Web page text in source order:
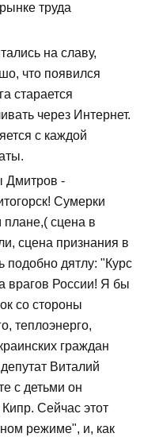
труда
на славу,
что появился
старается
через Интернет.
с каждой
Дмитров -
Сумерки
плане,( сцена в
сцена признания в
подобно дятлу: "Курс
врагов России! Я бы
со стороны
теплоэнерго,
граждан
Виталий
с детьми он
Сейчас этот
режиме", и, как